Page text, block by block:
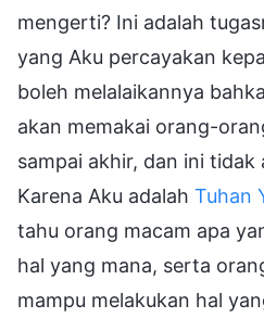
mengerti? Ini adalah
yang Aku percayakan
boleh melalaikannya
akan memakai orang-
sampai akhir, dan ini
Karena Aku adalah Tuhan
tahu orang macam apa
hal yang mana, serta
mampu melakukan hal